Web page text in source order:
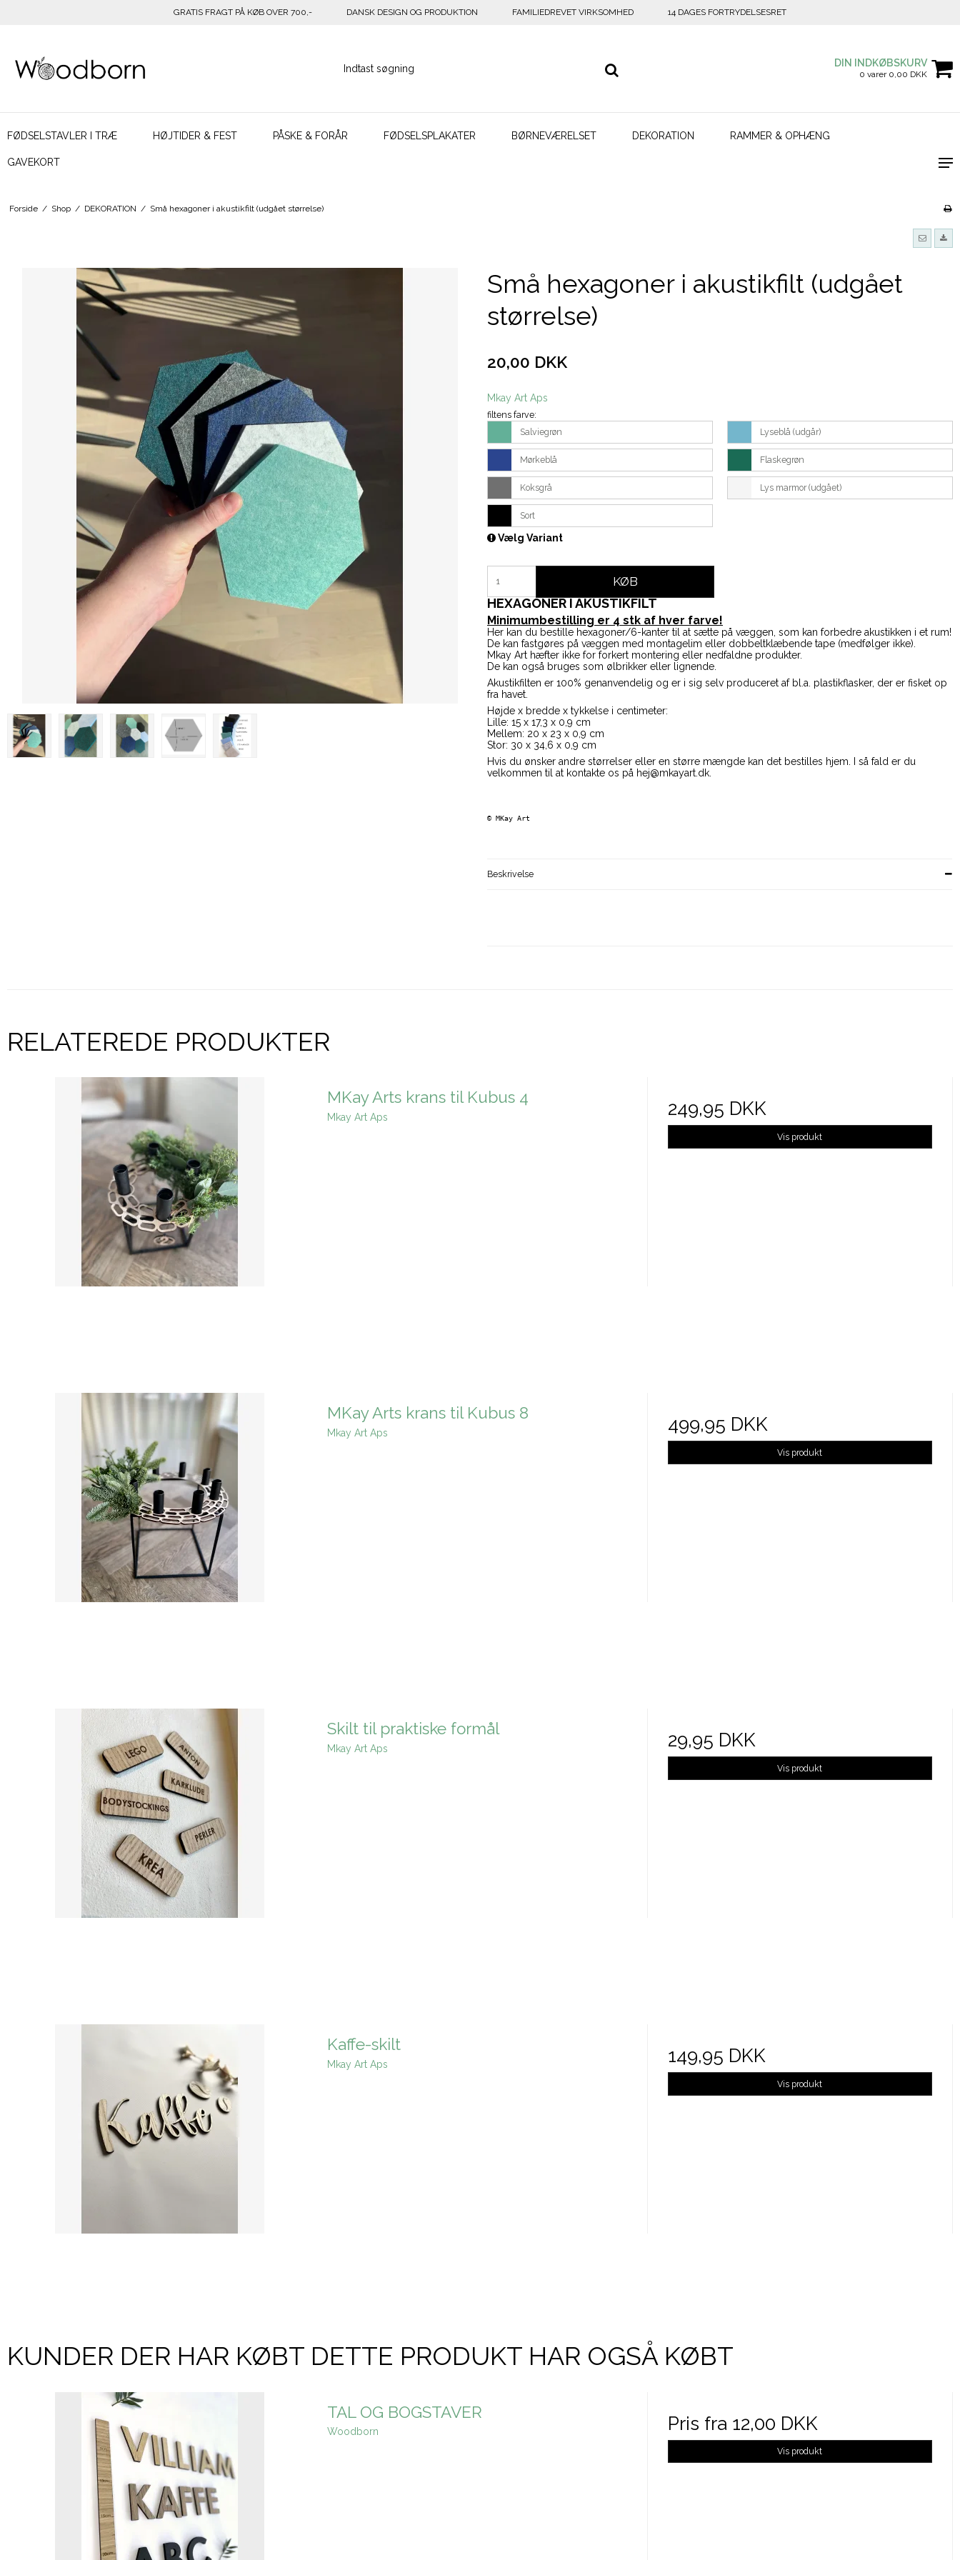
GRATIS FRAGT PÅ KØB OVER 700,- DANSK DESIGN OG PRODUKTION FAMILIEDREVET VIRKSOMHED 14 DAGES FORTRYDELSESRET
DIN INDKØBSKURV
0 varer 0,00 DKK
FØDSELSTAVLER I TRÆ HØJTIDER & FEST PÅSKE & FORÅR FØDSELSPLAKATER BØRNEVÆRELSET DEKORATION RAMMER & OPHÆNG
GAVEKORT
Forside / Shop / DEKORATION / Små hexagoner i akustikfilt (udgået størrelse)
Små hexagoner i akustikfilt (udgået
størrelse)
20,00 DKK
Mkay Art Aps
filtens farve:
Salviegrøn
Lyseblå (udgår)
Mørkeblå Flaskegrøn
Koksgrå Lys marmor (udgået)
Sort
Vælg Variant
KØB
HEXAGONER I AKUSTIKFILT
Minimumbestilling er 4 stk af hver farve!
Her kan du bestille hexagoner/6-kanter til at sætte på væggen, som kan forbedre akustikken i et rum!
De kan fastgøres på væggen med montagelim eller dobbeltklæbende tape (medfølger ikke).
Mkay Art hæfter ikke for forkert montering eller nedfaldne produkter.
De kan også bruges som ølbrikker eller lignende.
Akustikfilten er 100% genanvendelig og er i sig selv produceret af bl.a. plastikflasker, der er fisket op
fra havet.
Højde x bredde x tykkelse i centimeter:
Lille: 15 x 17,3 x 0,9 cm
Mellem: 20 x 23 x 0,9 cm
Stor: 30 x 34,6 x 0,9 cm
Hvis du ønsker andre størrelser eller en større mængde kan det bestilles hjem. I så fald er du
velkommen til at kontakte os på hej@mkayart.dk.
© MKay Art
Beskrivelse
RELATEREDE PRODUKTER
MKay Arts krans til Kubus 4
Mkay Art Aps 249,95 DKK
Vis produkt
MKay Arts krans til Kubus 8
Mkay Art Aps 499,95 DKK
Vis produkt
Skilt til praktiske formål
Mkay Art Aps 29,95 DKK
Vis produkt
Kaffe-skilt
Mkay Art Aps 149,95 DKK
Vis produkt
KUNDER DER HAR KØBT DETTE PRODUKT HAR OGSÅ KØBT
TAL OG BOGSTAVER
Woodborn Pris fra 12,00 DKK
Vis produkt